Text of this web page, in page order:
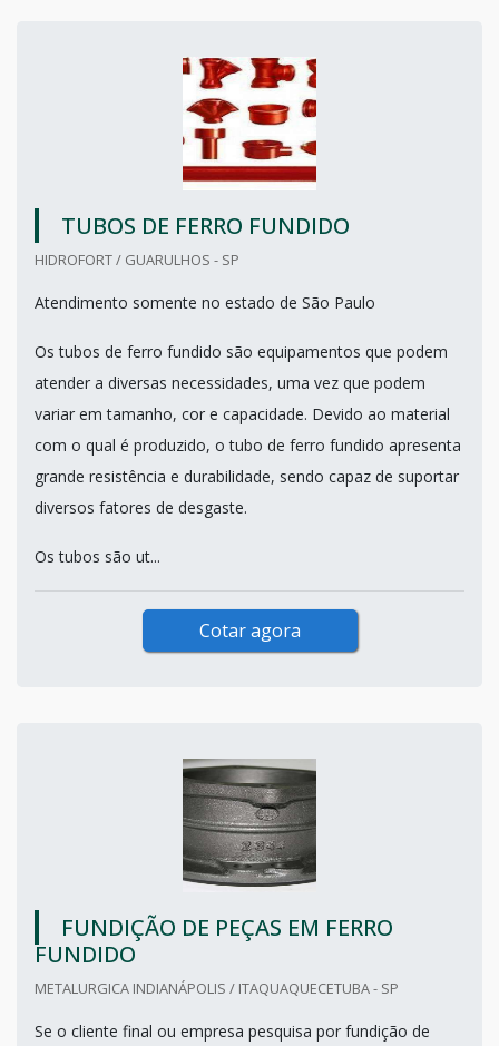
TUBOS DE FERRO FUNDIDO
HIDROFORT / GUARULHOS - SP
Atendimento somente no estado de São Paulo
Os tubos de ferro fundido são equipamentos que podem
atender a diversas necessidades, uma vez que podem
variar em tamanho, cor e capacidade. Devido ao material
com o qual é produzido, o tubo de ferro fundido apresenta
grande resistência e durabilidade, sendo capaz de suportar
diversos fatores de desgaste.
Os tubos são ut...
Cotar agora
FUNDIÇÃO DE PEÇAS EM FERRO
FUNDIDO
METALURGICA INDIANÁPOLIS / ITAQUAQUECETUBA - SP
Se o cliente final ou empresa pesquisa por fundição de